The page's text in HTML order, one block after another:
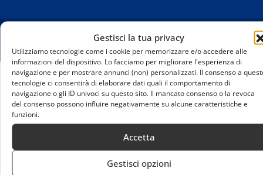
Gestisci la tua privacy
Utilizziamo tecnologie come i cookie per memorizzare e/o accedere alle
informazioni del dispositivo. Lo facciamo per migliorare l'esperienza di
navigazione e per mostrare annunci (non) personalizzati. Il consenso a
tecnologie ci consentirà di elaborare dati quali il comportamento di
navigazione o gli ID univoci su questo sito. Il mancato consenso o la revoca
del consenso possono influire negativamente su alcune caratteristiche e
funzioni.
Accetta
Gestisci opzioni
Home
Inter-Atalanta(2-0): una vittoria firmata
nerazzurra